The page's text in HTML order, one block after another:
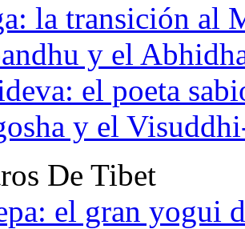
la transición al
y el
el poeta
y el
De Tibet
el gran yogui